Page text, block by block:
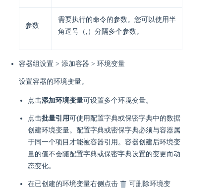
参数
需要执行的命令的参数。您可以使用半
角逗号（,）分隔多个参数。
容器组设置 > 添加容器 > 环境变量
设置容器的环境变量。
点击添加环境变量可设置多个环境变量。
点击批量引用可使用配置字典或保密字典中的数据
创建环境变量。配置字典或密保字典必须与容器属
于同一个项目才能被容器引用。容器创建后环境变
量的值不会随配置字典或保密字典设置的变更而动
态变化。
在已创建的环境变量右侧点击
可删除环境变